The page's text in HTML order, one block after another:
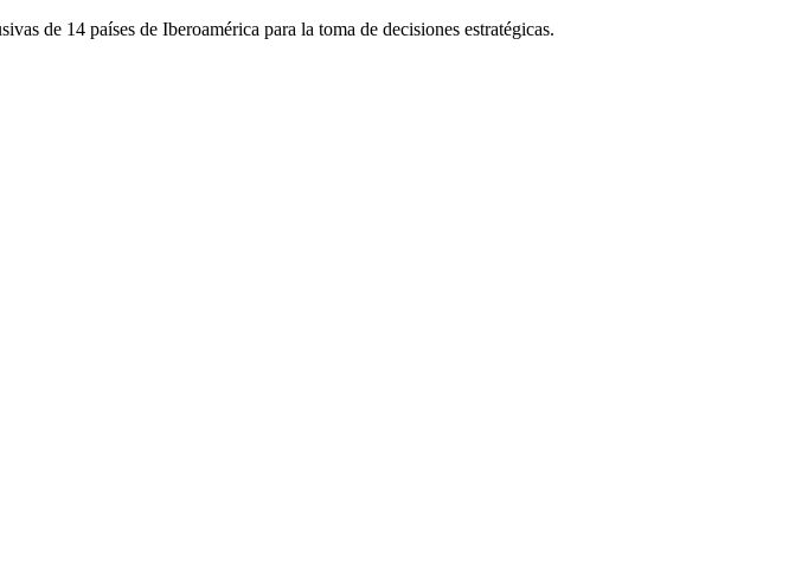
de 14 países de Iberoamérica para la toma de decisiones estratégicas.